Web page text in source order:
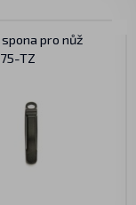
pro nůž
TZ